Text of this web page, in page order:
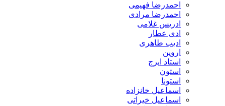
احمدرضا فهیمی
احمدرضا مرادی
ادریس غلامی
ادی عطار
ادیب طاهری
اروین
استاد ایرج
استون
استونا
اسماعیل خانزاده
اسماعیل خیراتی